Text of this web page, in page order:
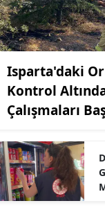
Isparta'daki
Kontrol
Çalışmaları